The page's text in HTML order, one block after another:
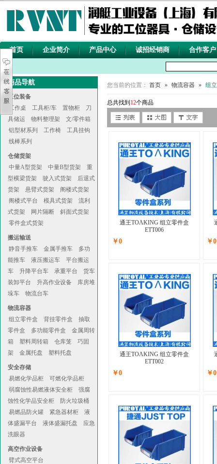
首页 企业简介 产品中心 诚招经销商 合作客户
商品导航
工位装备
工作桌
工具柜/车 置物柜
刀
具储运
物料整理架
文/零件箱
铝型材系列
工作椅
工具挂钩
线棒系列
仓储货架
中量A型货架
中量B型货架
重
型横梁货架
驶入式货架
后退式
货架
悬臂式货架
阁楼式货架
阁楼式平台
模具式货架
流利
式货架
网片隔断
斜面式货架
零件盒式货架
搬运输送
静音手推车
金属手推车
多功
能推车
液压搬运车
平台搬运
车
升降平台车 承重平台
货车
装卸平台
升高作业设备
库房堆
垛车
物流台车
物流容器
组立零件盒
背挂零件盒
抽取
零件盒
多功能零件盒
金属周转
箱
塑料周转箱 仓库笼
巧固
架
金属托盘 塑料托盘
安全存储
易燃化学品柜
可燃化学品柜
弱腐蚀性易燃液体安全柜
强腐
蚀性化学品安全柜
防火垃圾桶
易燃品防火罐
紧急器材柜
液
体盛漏平台
液体盛漏托盘
应急
洗眼器
高空作业设备
臂式高空平台
您当前的位置： 首页 » 物流容器 » 组
总共找到 12个商品
通王TOΛKING 组立零件盒
ETT006
￥0 ￥0
通王TOΛKING 组立零件盒
ETT002
￥0 ￥0